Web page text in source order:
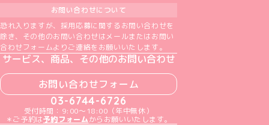
お問い合わせについて
恐れ入りますが、採用応募に関するお問い合わせを
除き、その他のお問い合わせはメールまたはお問い
合わせフォームよりご連絡をお願いいたします。
サービス、商品、その他のお問い合わせ
お問い合わせフォーム
03-6744-6726
受付時間：9:00～18:00（年中無休）
＊ご予約は予約フォームからお願いいたします。